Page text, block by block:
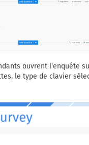
ouvrent l'enquête
le type de clavier